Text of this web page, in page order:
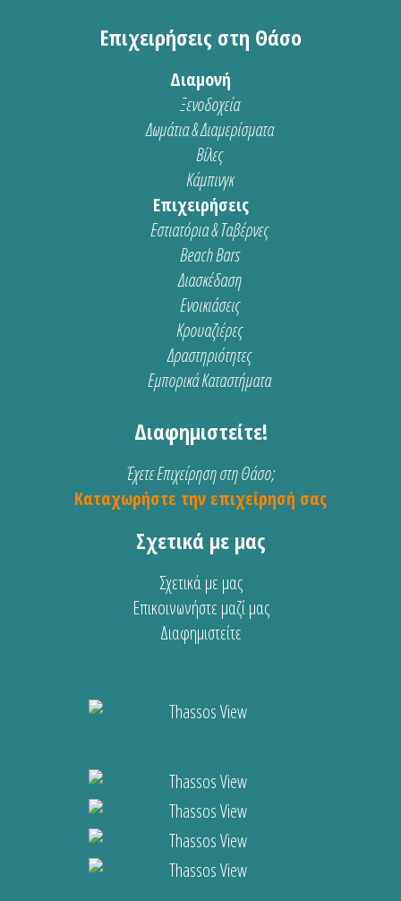
Επιχειρήσεις στη Θάσο
Διαμονή
Ξενοδοχεία
Δωμάτια & Διαμερίσματα
Βίλες
Κάμπινγκ
Επιχειρήσεις
Εστιατόρια & Ταβέρνες
Beach Bars
Διασκέδαση
Ενοικιάσεις
Κρουαζιέρες
Δραστηριότητες
Εμπορικά Καταστήματα
Διαφημιστείτε!
Έχετε Επιχείρηση στη Θάσο;
Καταχωρήστε την επιχείρησή σας
Σχετικά με μας
Σχετικά με μας
Επικοινωνήστε μαζί μας
Διαφημιστείτε